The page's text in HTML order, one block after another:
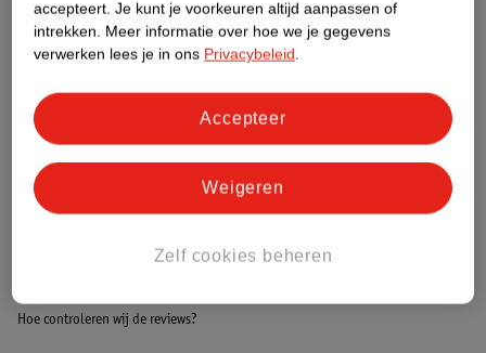
Dit product heeft (nog) geen Nature
Impact Score.
Meer informatie
Bestel & Bezorginformatie
Bekijk ook
Alle Dumbbells
Hoe controleren wij de reviews?
accepteert. Je kunt je voorkeuren altijd aanpassen of
intrekken. Meer informatie over hoe we je gegevens
verwerken lees je in ons Privacybeleid.
Zelf cookies beheren
Weigeren
Accepteer